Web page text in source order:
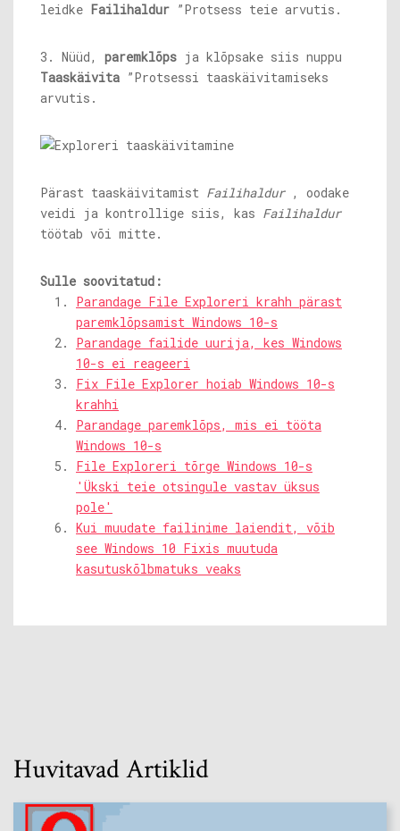
leidke Failihaldur ”Protsess teie arvutis.
3. Nüüd, paremklõps ja klõpsake siis nuppu
Taaskäivita ”Protsessi taaskäivitamiseks
arvutis.
Pärast taaskäivitamist Failihaldur, oodake
veidi ja kontrollige siis, kas Failihaldur
töötab või mitte.
Sulle soovitatud:
Parandage File Exploreri krahh pärast
paremklõpsamist Windows 10-s
Parandage failide uurija, kes Windows
10-s ei reageeri
Fix File Explorer hoiab Windows 10-s
krahhi
Parandage paremklõps, mis ei tööta
Windows 10-s
File Exploreri tõrge Windows 10-s
'Ükski teie otsingule vastav üksus
pole'
Kui muudate failinime laiendit, võib
see Windows 10 Fixis muutuda
kasutuskõlbmatuks veaks
Huvitavad Artiklid